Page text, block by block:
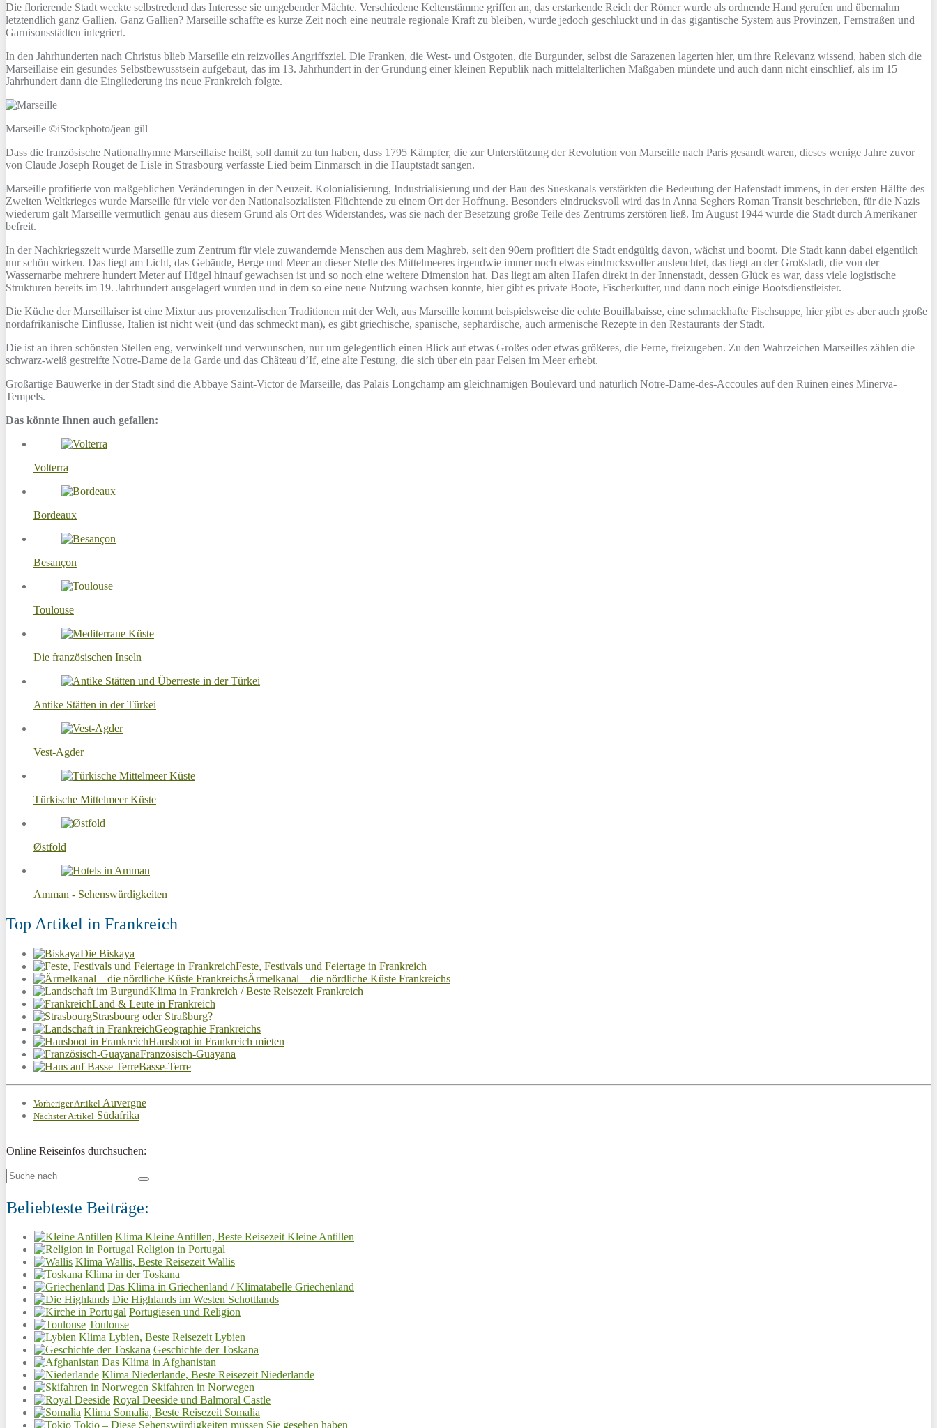
Die florierende Stadt weckte selbstredend das Interesse sie umgebender Mächte. Verschiedene Keltenstämme griffen an, das erstarkende Reich der Römer wurde als ordnende Hand gerufen und übernahm
letztendlich ganz Gallien. Ganz Gallien? Marseille schaffte es kurze Zeit noch eine neutrale regionale Kraft zu bleiben, wurde jedoch geschluckt und in das gigantische System aus Provinzen, Fernstraßen und
Garnisonsstädten integriert.
In den Jahrhunderten nach Christus blieb Marseille ein reizvolles Angriffsziel. Die Franken, die West- und Ostgoten, die Burgunder, selbst die Sarazenen lagerten hier, um ihre Relevanz wissend, haben sich die
Marseillaise ein gesundes Selbstbewusstsein aufgebaut, das im 13. Jahrhundert in der Gründung einer kleinen Republik nach mittelalterlichen Maßgaben mündete und auch dann nicht einschlief, als im 15
Jahrhundert dann die Eingliederung ins neue Frankreich folgte.
Marseille ©iStockphoto/jean gill
Dass die französische Nationalhymne Marseillaise heißt, soll damit zu tun haben, dass 1795 Kämpfer, die zur Unterstützung der Revolution von Marseille nach Paris gesandt waren, dieses wenige Jahre zuvor
von Claude Joseph Rouget de Lisle in Strasbourg verfasste Lied beim Einmarsch in die Hauptstadt sangen.
Marseille profitierte von maßgeblichen Veränderungen in der Neuzeit. Kolonialisierung, Industrialisierung und der Bau des Sueskanals verstärkten die Bedeutung der Hafenstadt immens, in der ersten Hälfte des
Zweiten Weltkrieges wurde Marseille für viele vor den Nationalsozialisten Flüchtende zu einem Ort der Hoffnung. Besonders eindrucksvoll wird das in Anna Seghers Roman Transit beschrieben, für die Nazis
wiederum galt Marseille vermutlich genau aus diesem Grund als Ort des Widerstandes, was sie nach der Besetzung große Teile des Zentrums zerstören ließ. Im August 1944 wurde die Stadt durch Amerikaner
befreit.
In der Nachkriegszeit wurde Marseille zum Zentrum für viele zuwandernde Menschen aus dem Maghreb, seit den 90ern profitiert die Stadt endgültig davon, wächst und boomt. Die Stadt kann dabei eigentlich
nur schön wirken. Das liegt am Licht, das Gebäude, Berge und Meer an dieser Stelle des Mittelmeeres irgendwie immer noch etwas eindrucksvoller ausleuchtet, das liegt an der Großstadt, die von der
Wassernarbe mehrere hundert Meter auf Hügel hinauf gewachsen ist und so noch eine weitere Dimension hat. Das liegt am alten Hafen direkt in der Innenstadt, dessen Glück es war, dass viele logistische
Strukturen bereits im 19. Jahrhundert ausgelagert wurden und in dem so eine neue Nutzung wachsen konnte, hier gibt es private Boote, Fischerkutter, und dann noch einige Bootsdienstleister.
Die Küche der Marseillaiser ist eine Mixtur aus provenzalischen Traditionen mit der Welt, aus Marseille kommt beispielsweise die echte Bouillabaisse, eine schmackhafte Fischsuppe, hier gibt es aber auch große
nordafrikanische Einflüsse, Italien ist nicht weit (und das schmeckt man), es gibt griechische, spanische, sephardische, auch armenische Rezepte in den Restaurants der Stadt.
Die ist an ihren schönsten Stellen eng, verwinkelt und verwunschen, nur um gelegentlich einen Blick auf etwas Großes oder etwas größeres, die Ferne, freizugeben. Zu den Wahrzeichen Marseilles zählen die
schwarz-weiß gestreifte Notre-Dame de la Garde und das Château d’If, eine alte Festung, die sich über ein paar Felsen im Meer erhebt.
Großartige Bauwerke in der Stadt sind die Abbaye Saint-Victor de Marseille, das Palais Longchamp am gleichnamigen Boulevard und natürlich Notre-Dame-des-Accoules auf den Ruinen eines Minerva-
Tempels.
Das könnte Ihnen auch gefallen:
Volterra
Bordeaux
Besançon
Toulouse
Die französischen Inseln
Antike Stätten in der Türkei
Vest-Agder
Türkische Mittelmeer Küste
Østfold
Amman - Sehenswürdigkeiten
Top Artikel in Frankreich
Die Biskaya
Feste, Festivals und Feiertage in Frankreich
Ärmelkanal – die nördliche Küste Frankreichs
Klima in Frankreich / Beste Reisezeit Frankreich
Land & Leute in Frankreich
Strasbourg oder Straßburg?
Geographie Frankreichs
Hausboot in Frankreich mieten
Französisch-Guayana
Basse-Terre
Vorheriger Artikel Auvergne
Nächster Artikel Südafrika
Online Reiseinfos durchsuchen:
Beliebteste Beiträge:
Klima Kleine Antillen, Beste Reisezeit Kleine Antillen
Religion in Portugal
Klima Wallis, Beste Reisezeit Wallis
Klima in der Toskana
Das Klima in Griechenland / Klimatabelle Griechenland
Die Highlands im Westen Schottlands
Portugiesen und Religion
Toulouse
Klima Lybien, Beste Reisezeit Lybien
Geschichte der Toskana
Das Klima in Afghanistan
Klima Niederlande, Beste Reisezeit Niederlande
Skifahren in Norwegen
Royal Deeside und Balmoral Castle
Klima Somalia, Beste Reisezeit Somalia
Tokio – Diese Sehenswürdigkeiten müssen Sie gesehen haben